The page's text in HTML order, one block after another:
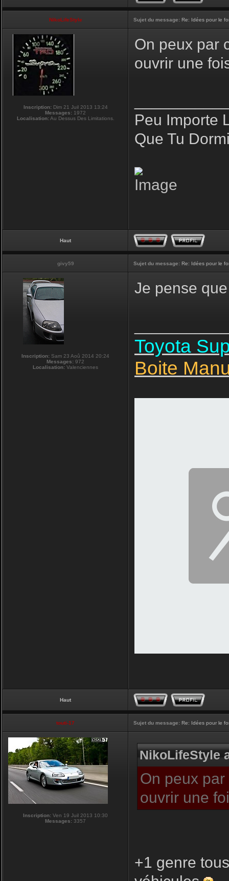
NikoLifeStyle Sujet du message: Re: Idées pour le
Inscription:Dim 21 Juil 2013 13:24
Messages: 1972
Localisation:Au Dessus Des Limitations.
On peux par
ouvrir une
Peu Importe
Que Tu
Haut
givy59 Sujet du message: Re: Idées pour le
Inscription: Sam 23 Aoû 2014 20:24
Messages: 972
Localisation: Valenciennes
Je pense
Toyota
Boite
Haut
touti-17 Sujet du message: Re: Idées pour le
Inscription: Ven 19 Juil 2013 10:30
Messages: 3357
NikoLifeStyle
On peux
ouvrir une
+1 genre